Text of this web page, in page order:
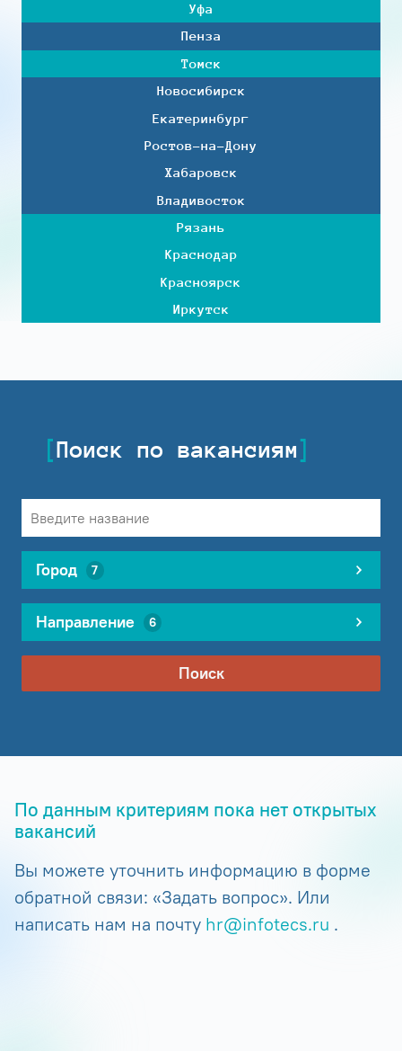
Уфа
Пенза
Томск
Новосибирск
Екатеринбург
Ростов-на-Дону
Хабаровск
Владивосток
Рязань
Краснодар
Красноярск
Иркутск
Поиск по вакансиям
Город 7
Направление 6
Поиск
По данным критериям пока нет открытых
вакансий
Вы можете уточнить информацию в форме
обратной связи: «Задать вопрос». Или
написать нам на почту hr@infotecs.ru .